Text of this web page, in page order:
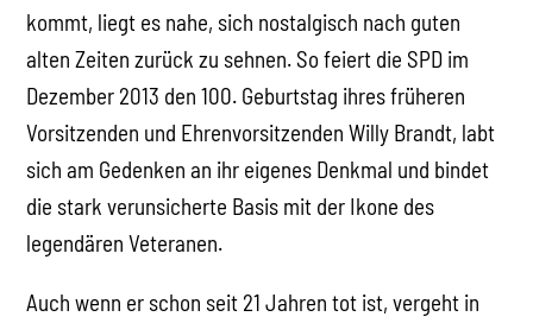
kommt, liegt es nahe, sich nostalgisch nach guten
alten Zeiten zurück zu sehnen. So feiert die SPD im
Dezember 2013 den 100. Geburtstag ihres früheren
Vorsitzenden und Ehrenvorsitzenden Willy Brandt, labt
sich am Gedenken an ihr eigenes Denkmal und bindet
die stark verunsicherte Basis mit der Ikone des
legendären Veteranen.
Auch wenn er schon seit 21 Jahren tot ist, vergeht in